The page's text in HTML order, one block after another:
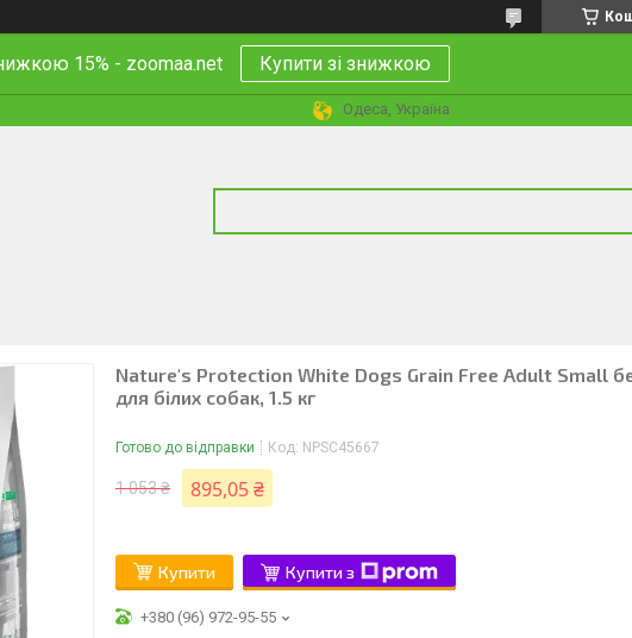
15% - zoomaa.net Купити зі знижкою
Одеса, Україна
Nature's Protection White Dogs Grain Free Adult Small
для білих собак, 1.5 кг
Готово до відправки Код: NPSC45667
1 053 ₴ 895,05 ₴
Купити Купити з
+380 (96) 972-95-55